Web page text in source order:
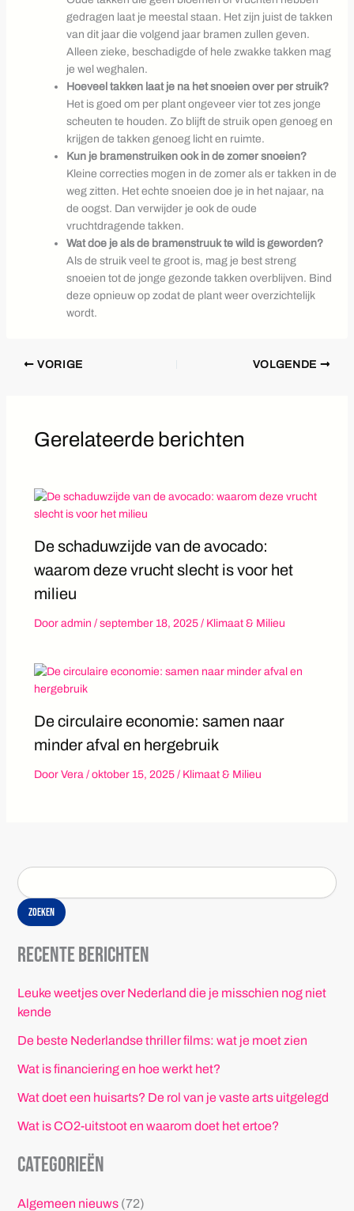
gedragen laat je meestal staan. Het zijn juist de takken
van dit jaar die volgend jaar bramen zullen geven.
Alleen zieke, beschadigde of hele zwakke takken mag
je wel weghalen.
Hoeveel takken laat je na het snoeien over per struik?
Het is goed om per plant ongeveer vier tot zes jonge
scheuten te houden. Zo blijft de struik open genoeg en
krijgen de takken genoeg licht en ruimte.
Kun je bramenstruiken ook in de zomer snoeien?
Kleine correcties mogen in de zomer als er takken in de
weg zitten. Het echte snoeien doe je in het najaar, na
de oogst. Dan verwijder je ook de oude
vruchtdragende takken.
Wat doe je als de bramenstruuk te wild is geworden?
Als de struik veel te groot is, mag je best streng
snoeien tot de jonge gezonde takken overblijven. Bind
deze opnieuw op zodat de plant weer overzichtelijk
wordt.
VORIGE VOLGENDE
Gerelateerde berichten
De schaduwzijde van de avocado:
waarom deze vrucht slecht is voor het
milieu
Door admin / september 18, 2025 / Klimaat & Milieu
De circulaire economie: samen naar
minder afval en hergebruik
Door Vera / oktober 15, 2025 / Klimaat & Milieu
Zoeken
Recente berichten
Leuke weetjes over Nederland die je misschien nog niet
kende
De beste Nederlandse thriller films: wat je moet zien
Wat is financiering en hoe werkt het?
Wat doet een huisarts? De rol van je vaste arts uitgelegd
Wat is CO2-uitstoot en waarom doet het ertoe?
Categorieën
Algemeen nieuws(72)